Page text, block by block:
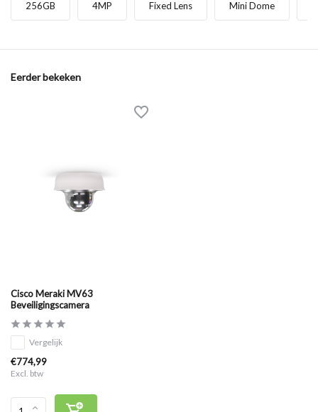
256GB 4MP Fixed Lens Mini Dome
Eerder bekeken
Cisco Meraki MV63
Beveiligingscamera
Vergelijk
€774,99
Excl. btw